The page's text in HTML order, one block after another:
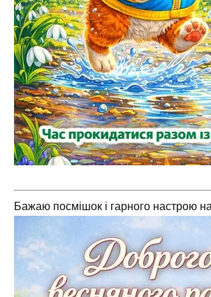
Бажаю посмішок і гарного настрою